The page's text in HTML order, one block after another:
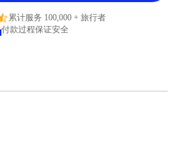
累计服务 100,000 + 旅行者
付款过程保证安全